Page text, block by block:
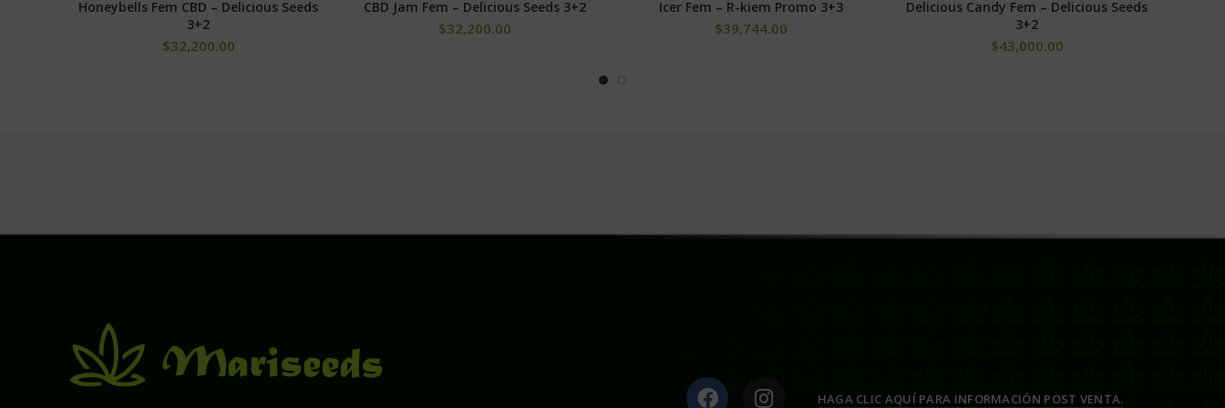
AÑADIR AL CARRITO
Honeybells Fem CBD – Delicious Seeds
3+2
$32,200.00
AÑADIR AL CARRITO
CBD Jam Fem – Delicious Seeds 3+2
$32,200.00
SELECCIONAR OPCIONES
Icer Fem – R-kiem Promo 3+3
$39,744.00
AÑADIR AL CARRITO
Delicious Candy Fem – Delicious Seeds
3+2
$43,000.00
HAGA CLIC AQUÍ PARA INFORMACIÓN POST VENTA.